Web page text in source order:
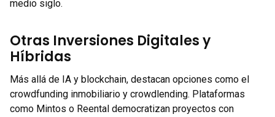
medio siglo.
Otras Inversiones Digitales y
Híbridas
Más allá de IA y blockchain, destacan opciones como el
crowdfunding inmobiliario y crowdlending. Plataformas
como Mintos o Reental democratizan proyectos con